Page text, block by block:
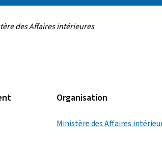
des Affaires intérieures
Organisation
Ministère des Affaires